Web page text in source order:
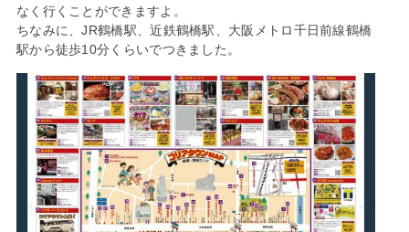
なく行くことができますよ。
ちなみに、JR鶴橋駅、近鉄鶴橋駅、大阪メトロ千日前線鶴橋
駅から徒歩10分くらいでつきました。